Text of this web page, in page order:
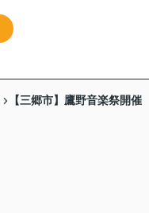
【三郷市】鷹野音楽祭開催